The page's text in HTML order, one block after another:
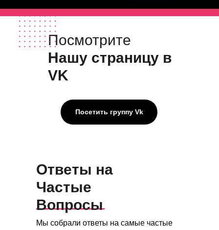
Посмотрите
Нашу страницу в
VK
Посетить группу Vk
Мы собрали ответы на самые частые
Ответы на
Частые
Вопросы